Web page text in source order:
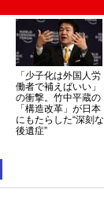
「少子化は外国人労
働者で補えばいい」
の衝撃。竹中平蔵の
「構造改革」が日本
にもたらした“深刻な
後遺症”